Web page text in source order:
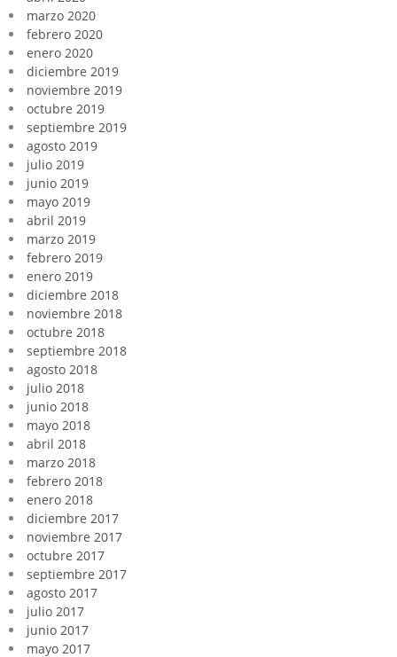
marzo 2020
febrero 2020
enero 2020
diciembre 2019
noviembre 2019
octubre 2019
septiembre 2019
agosto 2019
julio 2019
junio 2019
mayo 2019
abril 2019
marzo 2019
febrero 2019
enero 2019
diciembre 2018
noviembre 2018
octubre 2018
septiembre 2018
agosto 2018
julio 2018
junio 2018
mayo 2018
abril 2018
marzo 2018
febrero 2018
enero 2018
diciembre 2017
noviembre 2017
octubre 2017
septiembre 2017
agosto 2017
julio 2017
junio 2017
mayo 2017